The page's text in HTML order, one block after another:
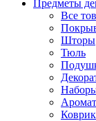
Предметы
Все
Шторы
Тюль